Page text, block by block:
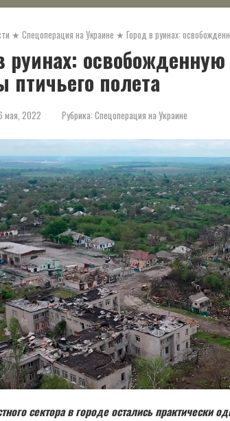
★ Спецоперация на Украине ★ Город в руинах:
руинах:
птичьего полета
мая, 2022 Рубрика: Спецоперация на Украине
сектора в городе остались